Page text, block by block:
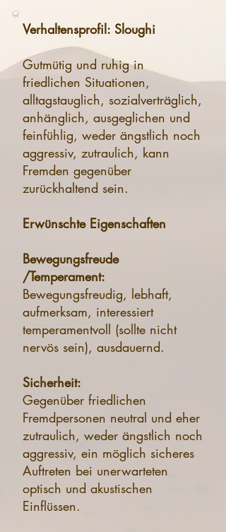
Verhaltensprofil: Sloughi
Gutmütig und ruhig in
friedlichen Situationen,
alltagstauglich, sozialverträglich,
anhänglich, ausgeglichen und
feinfühlig, weder ängstlich noch
aggressiv, zutraulich, kann
Fremden gegenüber
zurückhaltend sein.
Erwünschte Eigenschaften
Bewegungsfreude
/Temperament:
Bewegungsfreudig, lebhaft,
aufmerksam, interessiert
temperamentvoll (sollte nicht
nervös sein), ausdauernd.
Sicherheit:
Gegenüber friedlichen
Fremdpersonen neutral und eher
zutraulich, weder ängstlich noch
aggressiv, ein möglich sicheres
Auftreten bei unerwarteten
optisch und akustischen
Einflüssen.